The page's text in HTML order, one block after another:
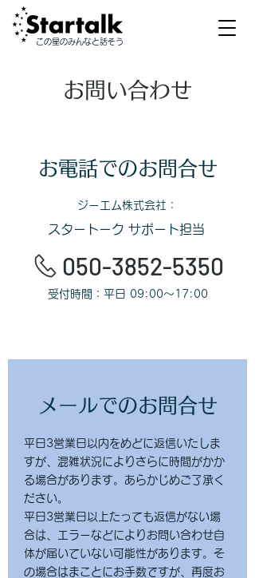
この星のみんなと話そう
お問い合わせ
お電話でのお問合せ
​ジーエム株式会社：
スタートーク サポート担当
050-3852-5350
受付時間：平日 09:00〜17:00
メールでのお問合せ
平日3営業日以内をめどに返信いたしま
すが、混雑状況によりさらに時間がかか
る場合があります。あらかじめご了承く
ださい。
平日3営業日以上たっても返信がない場
合は、エラーなどによりお問い合わせ自
体が届いていない可能性があります。そ
の場合はまことにお手数ですが、再度お